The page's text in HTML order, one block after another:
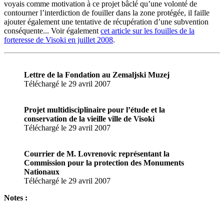
voyais comme motivation à ce projet bâclé qu’une volonté de
contourner l’interdiction de fouiller dans la zone protégée, il faille
ajouter également une tentative de récupération d’une subvention
conséquente... Voir également cet article sur les fouilles de la
forteresse de Visoki en juillet 2008.
Lettre de la Fondation au Zemaljski Muzej
Téléchargé le 29 avril 2007
Projet multidisciplinaire pour l’étude et la
conservation de la vieille ville de Visoki
Téléchargé le 29 avril 2007
Courrier de M. Lovrenovic représentant la
Commission pour la protection des Monuments
Nationaux
Téléchargé le 29 avril 2007
Notes :